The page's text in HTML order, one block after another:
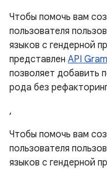
Чтобы помочь вам
пользователя
языков с гендерной
представлен API
позволяет добавить
рода без
,
Чтобы помочь вам
пользователя
языков с гендерной